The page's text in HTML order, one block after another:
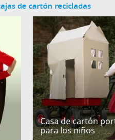
de cartón recicladas
Casa de cartón
para los niños